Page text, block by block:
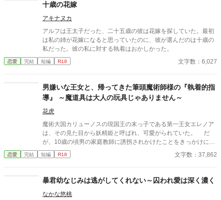
十歳の花嫁
アキナヌカ
アルフは王太子だった、二十五歳の彼は花嫁を探していた。最初
は私の姉が花嫁になると思っていたのに、彼が選んだのは十歳の
私だった。彼の私に対する執着はおかしかった。
恋愛 完結 短編 R18 文字数：6,027
男嫌いな王女と、帰ってきた筆頭魔術師様の『執着的指
導』 ～魔道具は大人の玩具じゃありません～
花虎
魔術大国カリューノスの現国王の末っ子である第一王女エレノア
は、その見た目から妖精姫と呼ばれ、可愛がられていた。 だ
が、10歳の頃男の家庭教師に誘拐されかけたことをきっかけに大
人の男嫌いとなってしまう。そんなエレノアの遊び相手として送
り込まれた美少女がいた。……けれどその正体は、兄王子の親友
らまがいにちょっかいをかけていた。けれど、いつの間にか彼は
エレノアの前から去り、エレノアも誘拐の恐ろしい記憶を封印す
ると共に少年を忘れていく。 そんなエレノアの前に、可愛がっ
恋愛 完結 短編 R18 文字数：37,862
暴君幼なじみは逃がしてくれない～囚われ愛は深く濃く
なかな悠桃